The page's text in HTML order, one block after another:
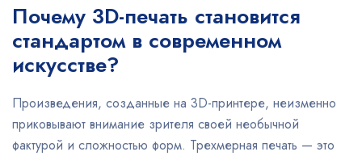
Почему 3D-печать становится
стандартом в современном
искусстве?
Произведения, созданные на 3D-принтере, неизменно
приковывают внимание зрителя своей необычной
фактурой и сложностью форм. Трехмерная печать — это